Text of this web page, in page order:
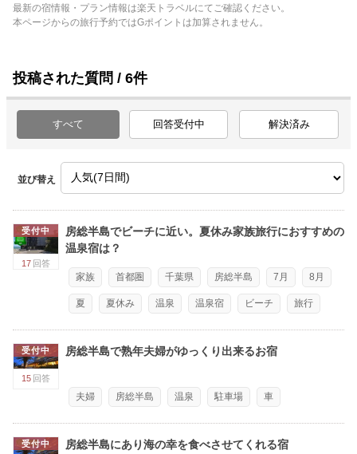
最新の宿情報・プラン情報は楽天トラベルにてご確認ください。
本ページからの旅行予約ではGポイントは加算されません。
投稿された質問 / 6件
すべて 回答受付中 解決済み
並び替え
受付中
17 回答
房総半島でビーチに近い。夏休み家族旅行におすすめの
温泉宿は？
家族 首都圏 千葉県 房総半島 7月 8月
夏 夏休み 温泉 温泉宿 ビーチ 旅行
受付中
15 回答
房総半島で熟年夫婦がゆっくり出来るお宿
夫婦 房総半島 温泉 駐車場 車
受付中 房総半島にあり海の幸を食べさせてくれる宿